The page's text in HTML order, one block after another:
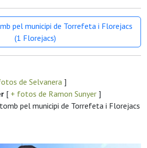
pel municipi de Torrefeta i Florejacs
(1 Florejacs)
de Selvanera ]
[ + fotos de Ramon Sunyer ]
pel municipi de Torrefeta i Florejacs